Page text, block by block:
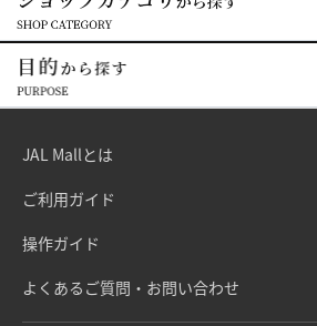
JAL Mallとは
ご利用ガイド
操作ガイド
よくあるご質問・お問い合わせ